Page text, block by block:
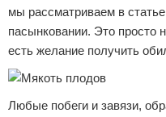
мы рассматриваем в
пасынковании. Это просто
есть желание получить
Любые побеги и завязи,